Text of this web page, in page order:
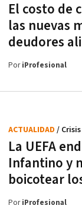
El costo de
las nuevas
deudores
PoriProfesional
La UEFA
Infantino y
boicotear
ACTUALIDAD /